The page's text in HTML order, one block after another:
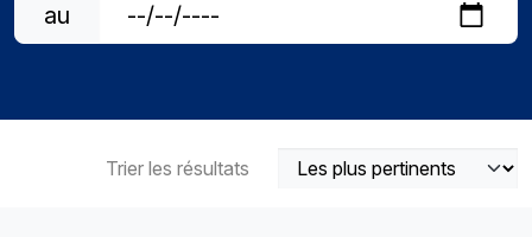
au
Trier les résultats